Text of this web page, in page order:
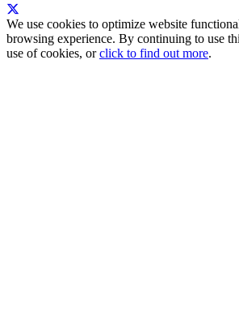
We use cookies to optimize website
browsing experience. By continuing to use
use of cookies, orclick to find out more.